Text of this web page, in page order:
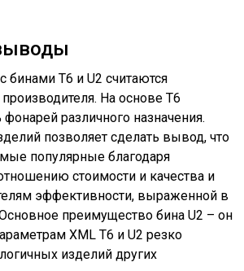
бинами Т6 и U2 считаются
На основе Т6
фонарей различного назначения.
позволяет сделать вывод, что
популярные благодаря
стоимости и качества и
эффективности, выраженной в
преимущество бина U2 – он
XML Т6 и U2 резко
изделий других